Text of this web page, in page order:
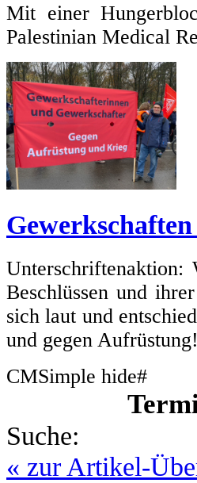
Mit einer
Palestinian Medical
Unterschriftenaktion:
Beschlüssen und
sich laut und
und gegen Aufrüstung!
CMSimple hide#
Suche:
« zur Artikel-